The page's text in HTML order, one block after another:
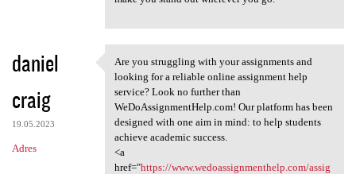
daniel
craig
19.05.2023
Adres
Are you struggling with your
Are you struggling with your assignments and
looking for a reliable online assignment help
service? Look no further than
WeDoAssignmentHelp.com! Our platform has been
designed with one aim in mind: to help students
achieve academic success.
<a
href="https://www.wedoassignmenthelp.com/assig